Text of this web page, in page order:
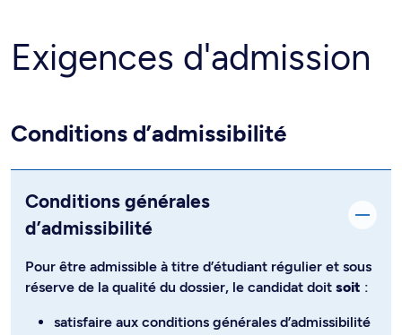
Exigences d'admission
Conditions d’admissibilité
Conditions générales
d’admissibilité
Pour être admissible à titre d’étudiant régulier et sous
réserve de la qualité du dossier, le candidat doit soit :
satisfaire aux conditions générales d’admissibilité